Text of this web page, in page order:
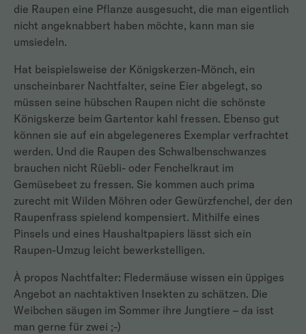
die Raupen eine Pflanze ausgesucht, die man eigentlich
nicht angeknabbert haben möchte, kann man sie
umsiedeln.
Hat beispielsweise der Königskerzen-Mönch, ein
unscheinbarer Nachtfalter, seine Eier abgelegt, so
müssen seine hübschen Raupen nicht die schönste
Königskerze beim Gartentor kahl fressen. Ebenso gut
können sie auf ein abgelegeneres Exemplar verfrachtet
werden. Und die Raupen des Schwalbenschwanzes
brauchen nicht Rüebli- oder Fenchelkraut im
Gemüsebeet zu fressen. Sie kommen auch prima
zurecht mit Wilden Möhren oder Gewürzfenchel, der den
Raupenfrass spielend kompensiert. Mithilfe eines
Pinsels und eines Haushaltpapiers lässt sich ein
Raupen-Umzug leicht bewerkstelligen.
À propos Nachtfalter: Fledermäuse wissen ein üppiges
Angebot an nachtaktiven Insekten zu schätzen. Die
Weibchen säugen im Sommer ihre Jungtiere – da isst
man gerne für zwei ;-)